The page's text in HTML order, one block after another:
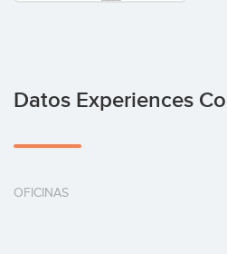
Datos Experiences
OFICINAS